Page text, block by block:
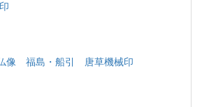
像 福島・船引 唐草機械印